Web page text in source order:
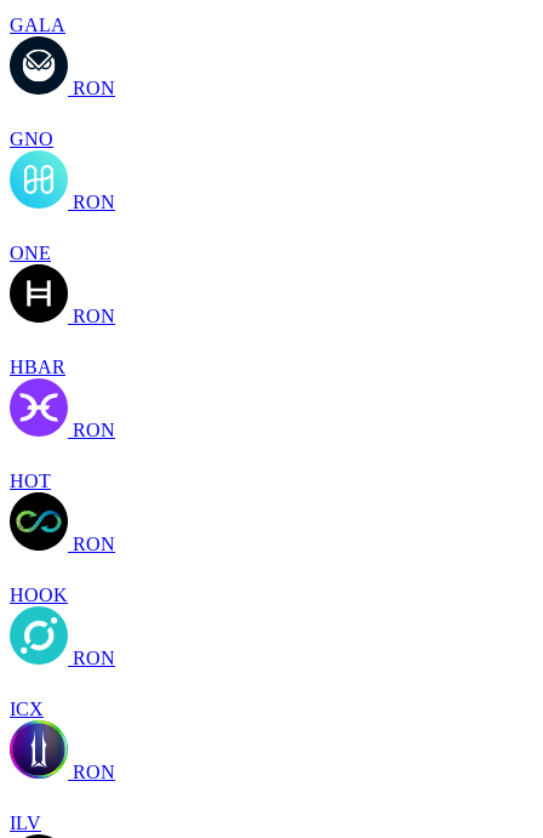
GALA
RON
GNO
RON
ONE
RON
HBAR
RON
HOT
RON
HOOK
RON
ICX
RON
ILV